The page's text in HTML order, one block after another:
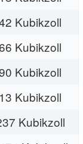
Kubikzoll
Kubikzoll
Kubikzoll
Kubikzoll
Kubikzoll